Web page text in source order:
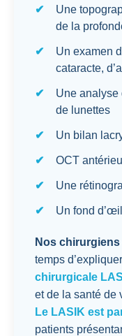
Une
de la
Un examen
cataracte,
Une analyse
de lunettes
Un bilan
OCT
Une
Un fond d’œil
Nos
temps
chirurgicale
et de la santé de
Le LASIK est
patients